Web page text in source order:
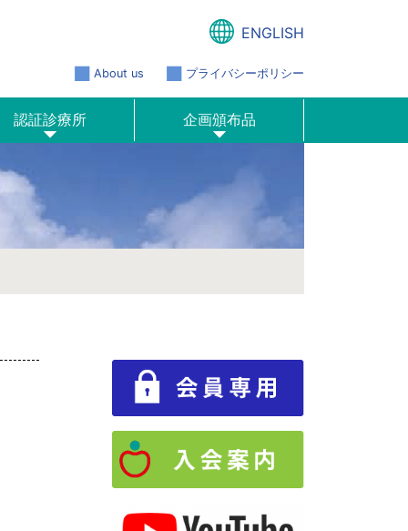
ENGLISH
About us プライバシーポリシー
認証診療所 企画頒布品